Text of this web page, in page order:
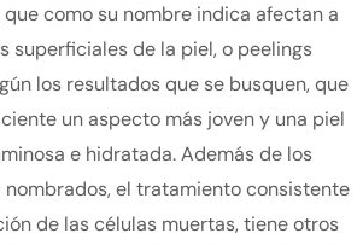
como su nombre indica afectan a
superficiales de la piel, o peelings
los resultados que se busquen, que
un aspecto más joven y una piel
e hidratada. Además de los
nombrados, el tratamiento consistente
de las células muertas, tiene otros